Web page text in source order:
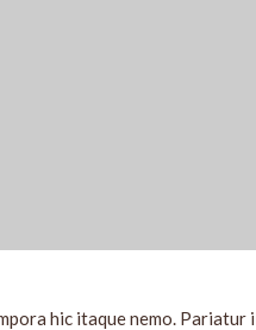
hic itaque nemo.